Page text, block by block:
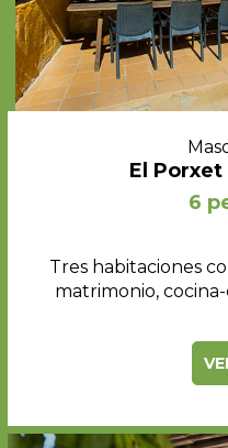
El Porxet
6
Tres habitaciones
matrimonio,